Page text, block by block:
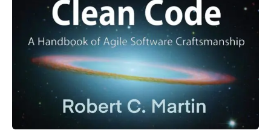
of
Clean
Code
–
Robert
Martin